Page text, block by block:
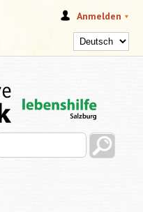
Anmelden
this site